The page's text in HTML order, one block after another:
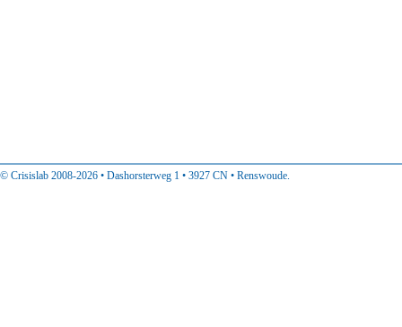
© Crisislab 2008-2026 • Dashorsterweg 1 • 3927 CN • Renswoude.